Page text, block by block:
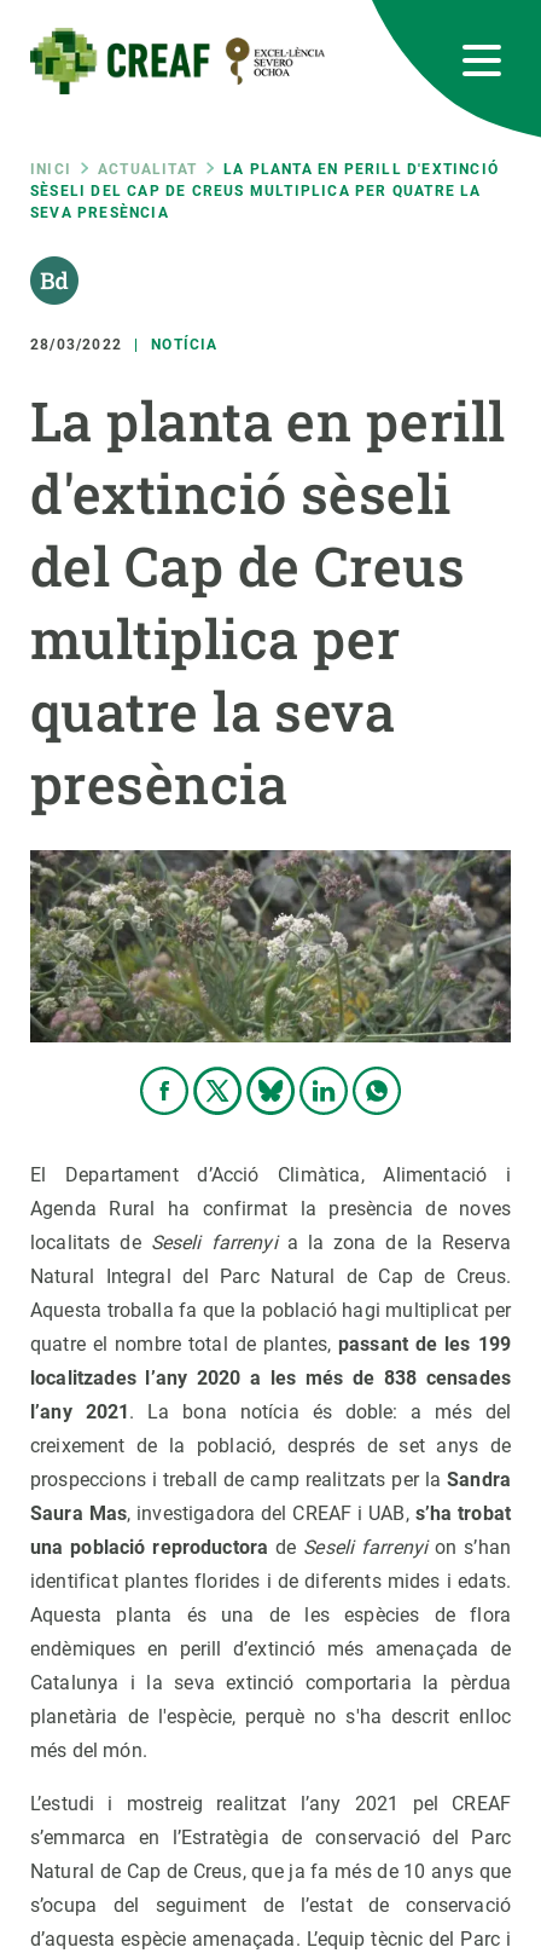
contingut
Fil
d'ariadna
INICI ACTUALITAT
LA PLANTA EN PERILL D'EXTINCIÓ
SÈSELI DEL CAP DE CREUS MULTIPLICA PER QUATRE LA
SEVA PRESÈNCIA
28/03/2022 NOTÍCIA
La planta en perill
d'extinció sèseli
del Cap de Creus
multiplica per
quatre la seva
presència
El Departament d’Acció Climàtica, Alimentació i
Agenda Rural ha confirmat la presència de noves
localitats de Seseli farrenyia la zona de la Reserva
Natural Integral del Parc Natural de Cap de Creus.
Aquesta troballa fa que la població hagi multiplicat per
quatre el nombre total de plantes, passant de les 199
localitzades l’any 2020 a les més de 838 censades
l’any 2021 . La bona notícia és doble: a més del
creixement de la població, després de set anys de
prospeccions i treball de camp realitzats per laSandra
Saura Mas, investigadora del CREAF i UAB, s’ha trobat
una població reproductorade Seseli farrenyion s’han
identificat plantes florides i de diferents mides i edats.
Aquesta planta és una de les espècies de flora
endèmiques en perill d’extinció més amenaçada de
Catalunya i la seva extinció comportaria la pèrdua
planetària de l'espècie, perquè no s'ha descrit enlloc
més del món.
L’estudi i mostreig realitzat l’any 2021 pel CREAF
s’emmarca en l’Estratègia de conservació del Parc
Natural de Cap de Creus, que ja fa més de 10 anys que
s’ocupa del seguiment de l’estat de conservació
d’aquesta espècie amenaçada. L’equip tècnic del Parc i
RRSS
Featured
responsive
Responsive
menu
RECERCA
CIÈNCIA EN ACCIÓ
NOTÍCIES I AGENDA